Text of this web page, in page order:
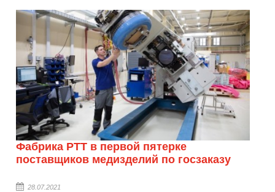
Фабрика РТТ в первой пятерке
поставщиков медизделий по госзаказу
28.07.2021